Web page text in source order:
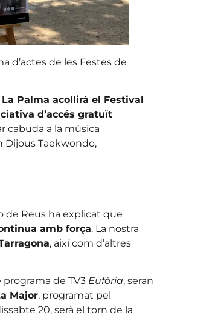
d’actes de les Festes de
La Palma acollirà el Festival
d’accés gratuït
cabuda a la música
Dijous Taekwondo,
de Reus ha explicat que
amb força. La nostra
, així com d’altres
de TV3 Eufòria, seran
Major, programat pel
20, serà el torn de la